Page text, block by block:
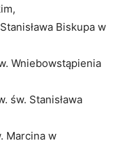
Biskupa w
Wniebowstąpienia
św. Stanisława
Marcina w